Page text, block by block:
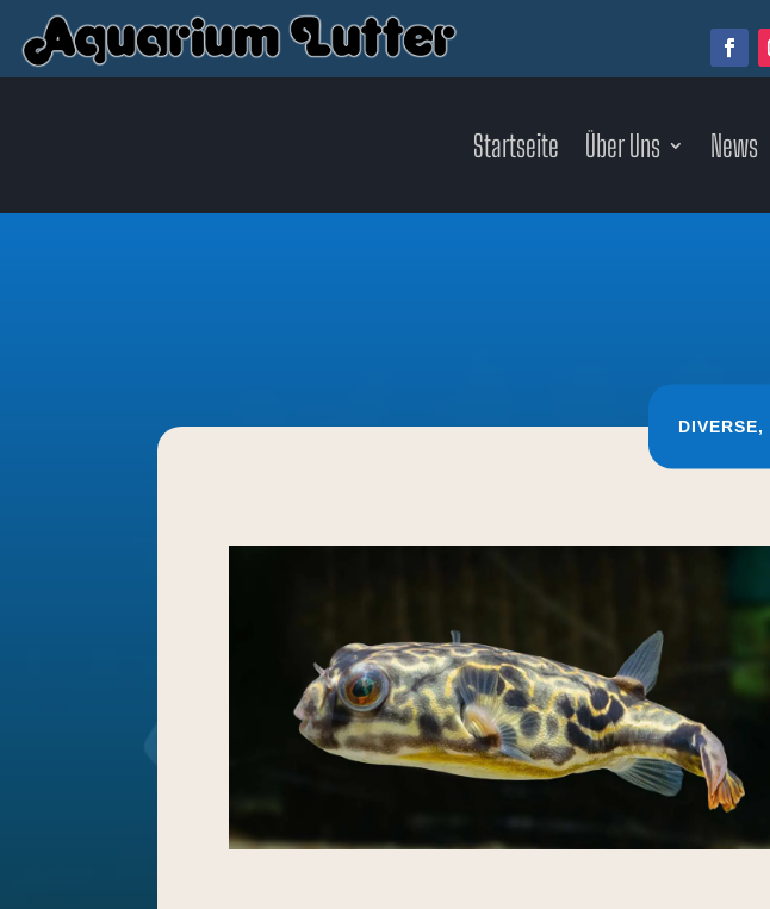
Startseite Über Uns News
DIVERSE